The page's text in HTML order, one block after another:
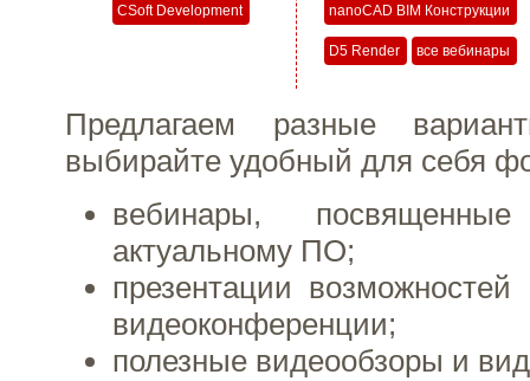
CSoft Development nanoCAD BIM Конструкции
D5 Render все вебинары
Предлагаем разные
выбирайте удобный для себя
вебинары,
актуальному ПО;
презентации
видеоконференции;
полезные видеообзоры и